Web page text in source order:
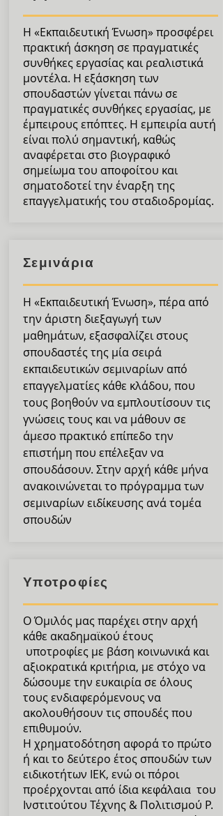
Η «Εκπαιδευτική Ένωση» προσφέρει
πρακτική άσκηση σε πραγματικές
συνθήκες εργασίας και ρεαλιστικά
μοντέλα. Η εξάσκηση των
σπουδαστών γίνεται πάνω σε
πραγματικές συνθήκες εργασίας, με
έμπειρους επόπτες. Η εμπειρία αυτή
είναι πολύ σημαντική, καθώς
αναφέρεται στο βιογραφικό
σημείωμα του αποφοίτου και
σηματοδοτεί την έναρξη της
επαγγελματικής του σταδιοδρομίας.
Σεμινάρια
Η «Εκπαιδευτική Ένωση», πέρα από
την άριστη διεξαγωγή των
μαθημάτων, εξασφαλίζει στους
σπουδαστές της μία σειρά
εκπαιδευτικών σεμιναρίων από
επαγγελματίες κάθε κλάδου, που
τους βοηθούν να εμπλουτίσουν τις
γνώσεις τους και να μάθουν σε
άμεσο πρακτικό επίπεδο την
επιστήμη που επέλεξαν να
σπουδάσουν. Στην αρχή κάθε μήνα
ανακοινώνεται το πρόγραμμα των
σεμιναρίων ειδίκευσης ανά τομέα
σπουδών
Υποτροφίες
Ο Όμιλός μας παρέχει στην αρχή
κάθε ακαδημαϊκού έτους
υποτροφίες με βάση κοινωνικά και
αξιοκρατικά κριτήρια, με στόχο να
δώσουμε την ευκαιρία σε όλους
τους ενδιαφερόμενους να
ακολουθήσουν τις σπουδές που
επιθυμούν.
Η χρηματοδότηση αφορά το πρώτο
ή και το δεύτερο έτος σπουδών των
ειδικοτήτων ΙΕΚ, ενώ οι πόροι
προέρχονται από ίδια κεφάλαια του
Ινστιτούτου Τέχνης & Πολιτισμού P.